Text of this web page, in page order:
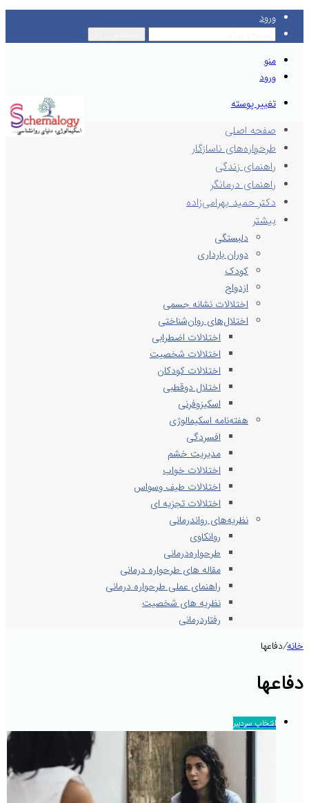
ورود
منو
ورود
تغییر پوسته
صفحه اصلی
طرحواره‌های ناسازگار
راهنمای زندگی
راهنمای درمانگر
دکتر حمید بهرامی‌زاده
بیشتر
دلبستگی
دوران بارداری
کودک
ازدواج
اختلالات نشانه جسمی
اختلال‌های روان‌شناختی
اختلالات اضطرابی
اختلالات شخصیت
اختلالات کودکان
اختلال دوقطبی
اسکیزوفرنی
هفته‌نامه اسکیمالوژی
افسردگی
مدیریت خشم
اختلالات خواب
اختلالات طیف وسواس
اختلالات تجزیه ای
نظریه‌های رواندرمانی
روانکاوی
طرحواره‌درمانی
مقاله های طرحواره درمانی
راهنمای عملی طرحواره درمانی
نظریه های شخصیت
رفتاردرمانی
خانه/دفاعها
دفاعها
انتخاب سردبیر